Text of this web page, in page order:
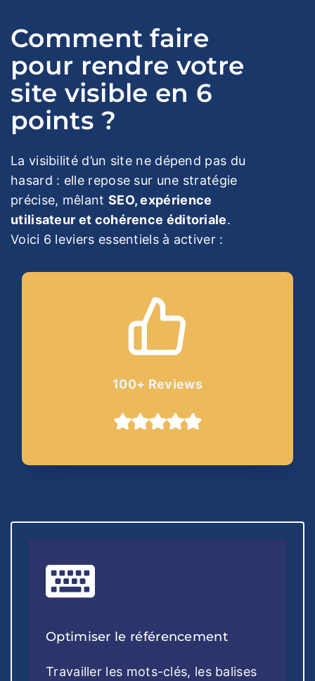
Comment faire
pour rendre votre
site visible en 6
points ?
La visibilité d’un site ne dépend pas du
hasard : elle repose sur une stratégie
précise, mêlant SEO, expérience
utilisateur et cohérence éditoriale.
Voici 6 leviers essentiels à activer :
100+ Reviews
Optimiser le référencement
Travailler les mots-clés, les balises